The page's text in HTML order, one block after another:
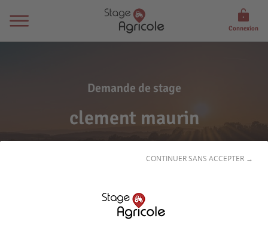
CONTINUER SANS ACCEPTER →
Connexion
Demande de stage
clement maurin